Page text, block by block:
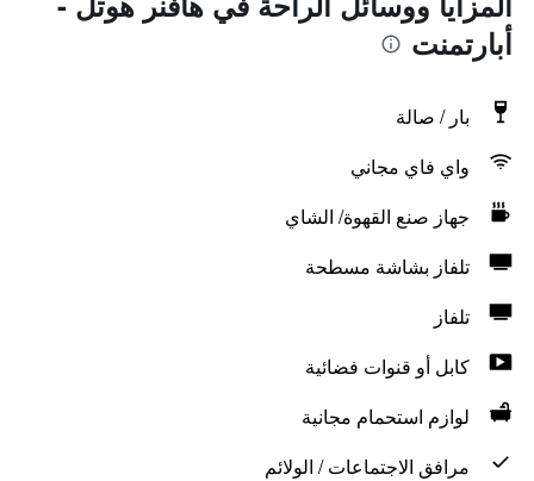
أبارتمنت
بار / صالة
واي فاي مجاني
جهاز صنع القهوة/ الشاي
تلفاز بشاشة مسطحة
تلفاز
كابل أو قنوات فضائية
لوازم استحمام مجانية
مرافق الاجتماعات / الولائم